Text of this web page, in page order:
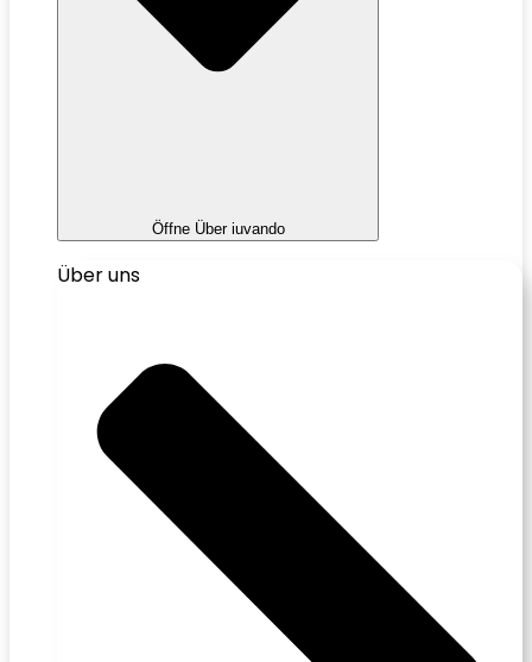
Öffne Über iuvando
Über uns